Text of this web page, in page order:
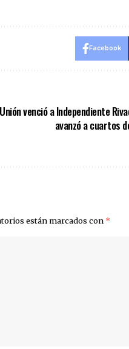
Facebook
Unión venció a Independiente
avanzó a cuartos
están marcados con *